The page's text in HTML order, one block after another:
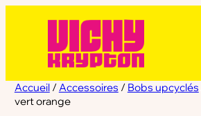
Accueil/Accessoires / Bobs upcyclés
vert orange